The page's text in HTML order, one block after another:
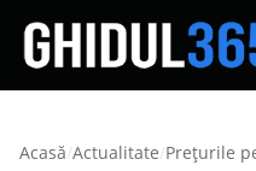
Acasă/Actualitate/Preţurile